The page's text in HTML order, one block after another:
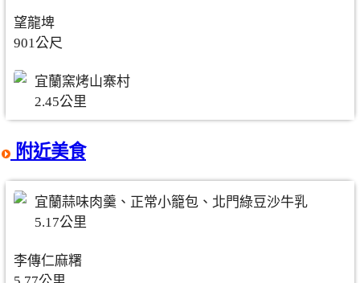
望龍埤
901公尺
宜蘭窯烤山寨村
2.45公里
附近美食
宜蘭蒜味肉羹、正常小籠包、北門綠豆沙牛乳
5.17公里
李傳仁麻糬